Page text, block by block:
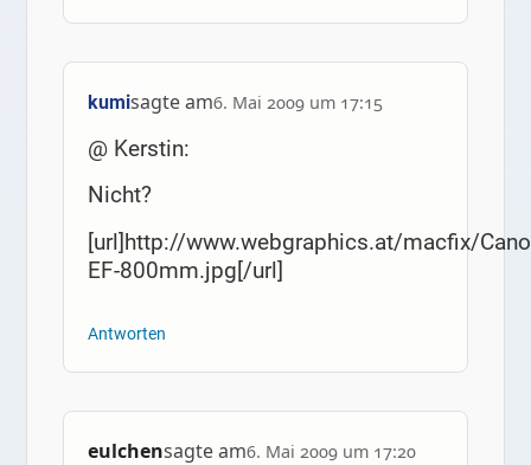
kumisagte am6. Mai 2009 um 17:15
@ Kerstin:
Nicht?
[url]http://www.webgraphics.at/macfix/
EF-800mm.jpg[/url]
Antworten
eulchensagte am6. Mai 2009 um 17:20